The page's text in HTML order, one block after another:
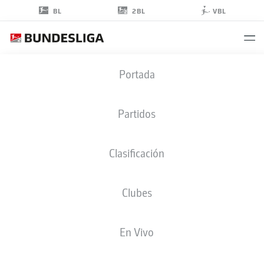
BL 2BL VBL
Portada
Partidos
Clasificación
Clubes
En Vivo